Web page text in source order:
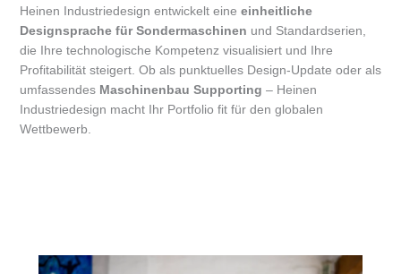
Heinen Industriedesign entwickelt eine einheitliche
Designsprache für Sondermaschinen und Standardserien,
die Ihre technologische Kompetenz visualisiert und Ihre
Profitabilität steigert. Ob als punktuelles Design-Update oder als
umfassendes Maschinenbau Supporting – Heinen
Industriedesign macht Ihr Portfolio fit für den globalen
Wettbewerb.